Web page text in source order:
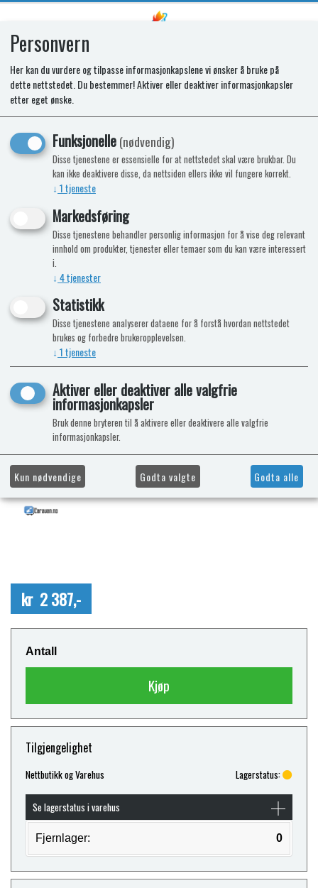
OVEN DOOR. 420 OVEN. BK. SIDE
OPEN. ASSY
kr 2 387,-
Antall
Kjøp
Tilgjengelighet
Nettbutikk og Varehus Lagerstatus:
Se lagerstatus i varehus
Fjernlager: 0
Personvern
Her kan du vurdere og tilpasse informasjonkapslene vi ønsker å bruke på
dette nettstedet. Du bestemmer! Aktiver eller deaktiver informasjonkapsler
etter eget ønske.
Funksjonelle(nødvendig)
Disse tjenestene er essensielle for at nettstedet skal være brukbar. Du
kan ikke deaktivere disse, da nettsiden ellers ikke vil fungere korrekt.
↓ 1tjeneste
Markedsføring
Disse tjenestene behandler personlig informasjon for å vise deg relevant
innhold om produkter, tjenester eller temaer som du kan være interessert
i.
↓ 4tjenester
Statistikk
Disse tjenestene analyserer dataene for å forstå hvordan nettstedet
brukes og forbedre brukeropplevelsen.
↓ 1tjeneste
Aktiver eller deaktiver alle valgfrie
informasjonkapsler
Bruk denne bryteren til å aktivere eller deaktivere alle valgfrie
informasjonkapsler.
Kun nødvendige Godta valgte Godta alle